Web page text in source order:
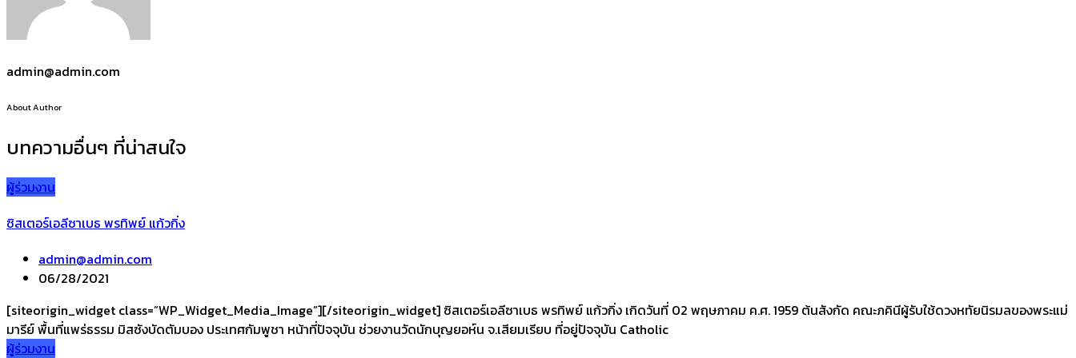
admin@admin.com
About Author
บทความอื่นๆ ที่น่าสนใจ
ผู้ร่วมงาน
ซิสเตอร์เอลีซาเบธ พรทิพย์ แก้วกิ่ง
admin@admin.com
06/28/2021
[siteorigin_widget class=”WP_Widget_Media_Image”][/siteorigin_widget] ซิสเตอร์เอลีซาเบธ พรทิพย์ แก้วกิ่ง เกิดวันที่ 02 พฤษภาคม ค.ศ. 1959 ต้นสังกัด คณะภคินีผู้รับใช้ดวงหทัยนิรมลของพระแม่
มารีย์ พื้นที่แพร่ธรรม มิสซังบัดตัมบอง ประเทศกัมพูชา หน้าที่ปัจจุบัน ช่วยงานวัดนักบุญยอห์น จ.เสียมเรียบ ที่อยู่ปัจจุบัน Catholic
ผู้ร่วมงาน